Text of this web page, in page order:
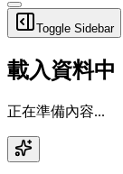
Toggle Sidebar
載入資料中
正在準備內容...